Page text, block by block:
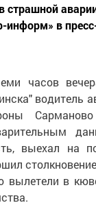
страшной
информ» в
часов
водитель
выехал на
вылетели в